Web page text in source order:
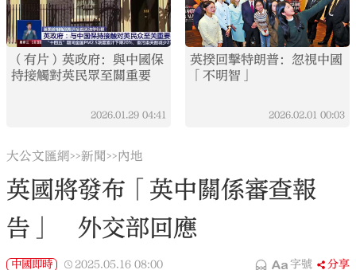
（有片）英政府：與中國保
持接觸對英民眾至關重要
2026.01.29 04:41
英揆回擊特朗普：忽視中國
「不明智」
2026.02.01 00:03
大公文匯網>>新聞>>內地
英國將發布「英中關係審查報
告」 外交部回應
中國即時 2025.05.16 08:00 字號 分享